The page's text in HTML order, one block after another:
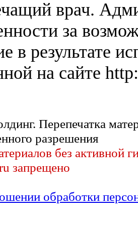
врач.
за
в результате
на сайте
Перепечатка
разрешения
без активной
запрещено
обработки